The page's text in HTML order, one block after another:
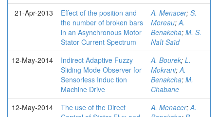
21-Apr-2013
Effect of the position and
the number of broken bars
in an Asynchronous Motor
Stator Current Spectrum
A. Menacer; S.
Moreau;A.
Benakcha; M. S.
Naît Saïd
12-May-2014
Indirect Adaptive Fuzzy
Sliding Mode Observer for
Sensorless Induc tion
Machine Drive
A. Bourek; L.
Mokrani;A.
Benakcha; M.
Chabane
12-May-2014
The use of the Direct
A. Menacer;A.